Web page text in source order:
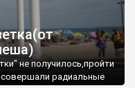
не получилось,пройти
радиальные